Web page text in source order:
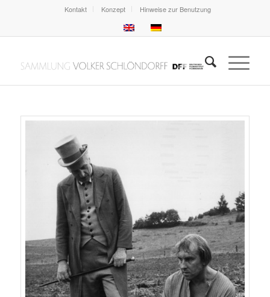
Kontakt Konzept Hinweise zur Benutzung